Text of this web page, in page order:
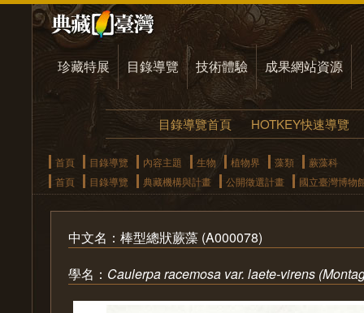
珍藏特展 目錄導覽 技術體驗 成果網站資源
目錄導覽首頁 HOTKEY快速導覽
首頁 目錄導覽 內容主題 生物 植物界 藻類
蕨藻科
首頁
目錄導覽 典藏機構與計畫 公開徵選計畫 國立臺灣博物
中文名：棒型總狀蕨藻 (A000078)
學名： Caulerpa racemosa var. laete-virens